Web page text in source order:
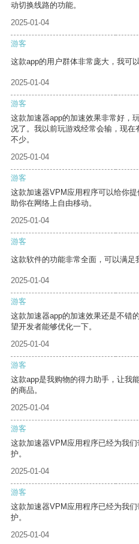
动切换线路的功能。
2025-01-04
游客
这款app的用户群体非常庞大，我可
2025-01-04
游客
这款加速器app的加速效果非常好，
况了。我以前玩游戏经常会输，现在
不少。
2025-01-04
游客
这款加速器VPM应用程序可以给你
助你在网络上自由移动。
2025-01-04
游客
这款软件的功能非常全面，可以满足
2025-01-04
游客
这款加速器app的加速效果还是不错
望开发者能够优化一下。
2025-01-04
游客
这款app是我购物的得力助手，让我
的商品。
2025-01-04
游客
这款加速器VPM应用程序已经为我
护。
2025-01-04
游客
这款加速器VPM应用程序已经为我
护。
2025-01-04